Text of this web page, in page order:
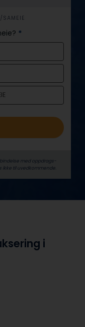
SAMEIE
*
med oppdrags­
ikke til uvedkommende.
i